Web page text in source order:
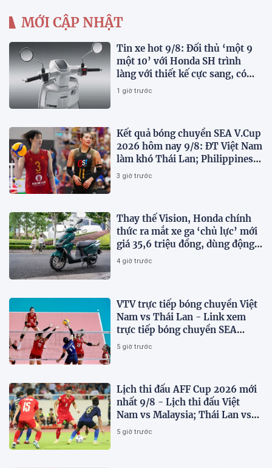
MỚI CẬP NHẬT
Tin xe hot 9/8: Đối thủ ‘một 9
một 10’ với Honda SH trình
làng với thiết kế cực sang, có
ABS 2 kênh, giá ‘mềm’
1 giờ trước
Kết quả bóng chuyền SEA V.Cup
2026 hôm nay 9/8: ĐT Việt Nam
làm khó Thái Lan; Philippines
gây bất ngờ
3 giờ trước
Thay thế Vision, Honda chính
thức ra mắt xe ga ‘chủ lực’ mới
giá 35,6 triệu đồng, dùng động
cơ 125cc ngang SH Mode
4 giờ trước
VTV trực tiếp bóng chuyền Việt
Nam vs Thái Lan - Link xem
trực tiếp bóng chuyền SEA
V.Cup 2026 hôm nay 9/8
5 giờ trước
Lịch thi đấu AFF Cup 2026 mới
nhất 9/8 - Lịch thi đấu Việt
Nam vs Malaysia; Thái Lan vs
Singapore
5 giờ trước